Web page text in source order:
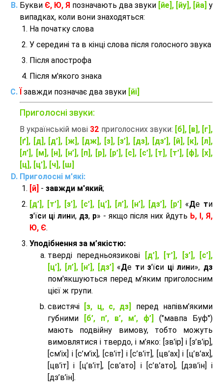
Букви Є, Ю, Я позначають два звуки [йе], [йу], [йа] у
випадках, коли вони знаходяться:
На початку слова
У середині та в кінці слова після голосного звука
Після апострофа
Після м'якого знака
завжди позначає два звуки [йі]
Приголосні звуки:
В українській мові 32 приголосних звуки: [б], [в], [г],
[ґ], [д], [д’], [ж], [дж], [з], [з’], [дз], [дз’], [й], [к], [л],
[л’], [м], [н], [н’], [п], [р], [р’], [с], [с’], [т], [т’], [ф], [х],
[ц], [ц’], [ч], [ш]
Приголосні м'які:
[й] - завжди м'який;
[д’], [т’], [з’], [с’], [ц’], [л’], [н’], [дз’], [р’]
«Де ти
з'їси ці лини, дз, р» - якщо після них йдуть Ь, І, Я,
Ю, Є.
Уподібнення за м’якістю:
тверді передньоязикові
[д’], [т’], [з’], [с’],
[ц’], [л’], [н’], [дз’] «Де тиз'їси цілини», дз
пом'якшуються перед м’яким приголосним
цієї ж групи.
cвистячі
[з, ц, с, дз]
перед напівм’якими
губними
[б’, п’, в’, м’, ф’]
("мавпа Буф")
мають подвійну вимову, тобто можуть
вимовлятися і твердо, і м’яко: [зв’ір] і [з’в’ір],
[см’іх] і [с’м’іх], [св’іт] і [с’в’іт], [цв’ах] і [ц’в’ах],
[цв’іт] і [ц’в’іт], [св’ато] і [с’в’ато], [дзв’iн] і
[дз’в’iн].